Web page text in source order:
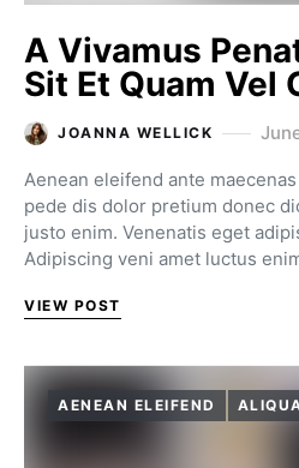
A Vivamus
Sit Et Quam Vel
JOANNA WELLICK
Aenean eleifend ante
pede dis dolor pretium donec
justo enim. Venenatis eget
Adipiscing veni amet luctus
VIEW POST
AENEAN ELEIFEND